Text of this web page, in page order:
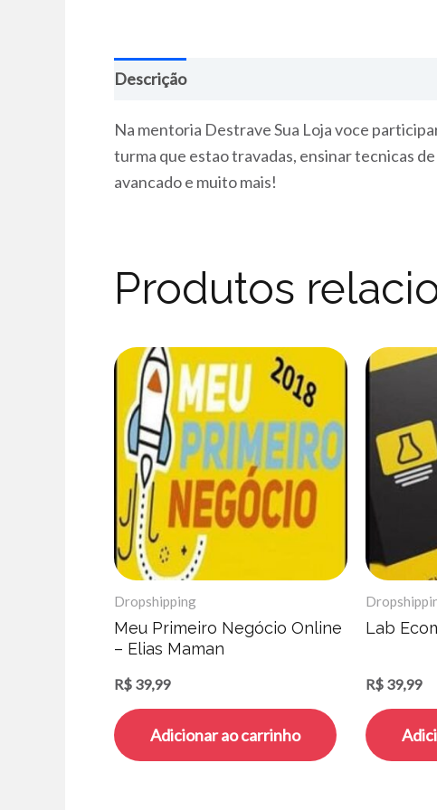
Descrição
Na mentoria Destrave Sua Loja voce
turma que estao travadas, ensinar tecnicas
avancado e muito mais!
Produtos
Dropshipping
Meu Primeiro Negócio Online
– Elias Maman
R$ 39,99
Adicionar ao carrinho
Lab
R$ 39,99